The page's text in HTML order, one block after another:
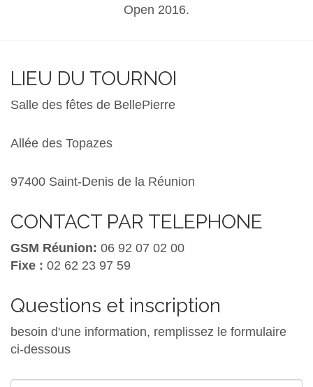
Open 2016.
LIEU DU TOURNOI
Salle des fêtes de BellePierre
Allée des Topazes
97400 Saint-Denis de la Réunion
CONTACT PAR TELEPHONE
GSM Réunion: 06 92 07 02 00
Fixe : 02 62 23 97 59
Questions et inscription
besoin d'une information, remplissez le formulaire
ci-dessous